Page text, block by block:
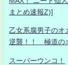
まとめ速報Z)]
乙女系腐男子の
逆襲！！ 極道の
スーパーウンコ！